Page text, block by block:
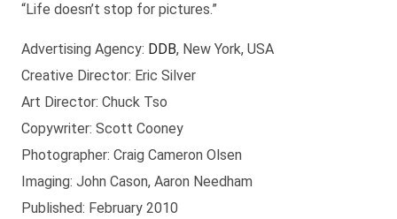
“Life doesn’t stop for pictures.”
Advertising Agency: DDB, New York, USA
Creative Director: Eric Silver
Art Director: Chuck Tso
Copywriter: Scott Cooney
Photographer: Craig Cameron Olsen
Imaging: John Cason, Aaron Needham
Published: February 2010